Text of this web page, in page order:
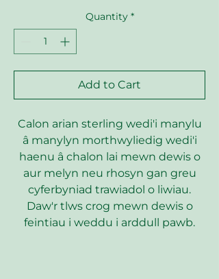
Quantity *
Add to Cart
Calon arian sterling wedi'i manylu
â manylyn morthwyliedig wedi'i
haenu â chalon lai mewn dewis o
aur melyn neu rhosyn gan greu
cyferbyniad trawiadol o liwiau.
Daw'r tlws crog mewn dewis o
feintiau i weddu i arddull pawb.